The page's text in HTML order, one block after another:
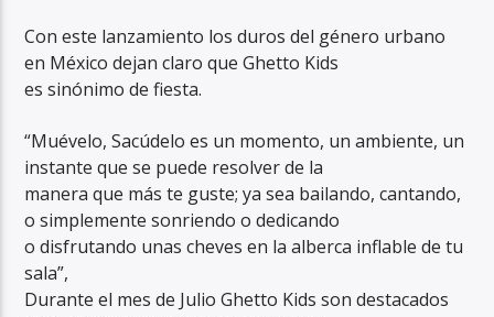
Con este lanzamiento los duros del género urbano
en México dejan claro que Ghetto Kids
es sinónimo de fiesta.
“Muévelo, Sacúdelo es un momento, un ambiente, un
instante que se puede resolver de la
manera que más te guste; ya sea bailando, cantando,
o simplemente sonriendo o dedicando
o disfrutando unas cheves en la alberca inflable de tu
sala”,
Durante el mes de Julio Ghetto Kids son destacados